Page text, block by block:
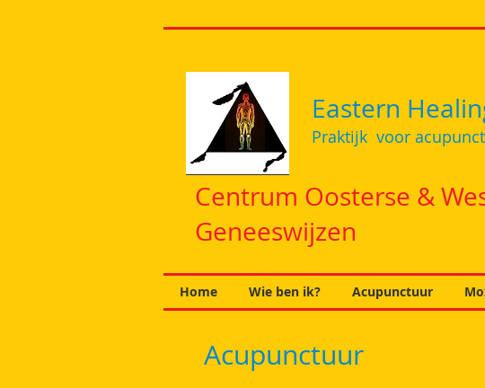
Eastern
Praktijk voor
Centrum Oosterse &
Geneeswijzen
Home Wie ben ik? Acupunctuur
Acupunctuur